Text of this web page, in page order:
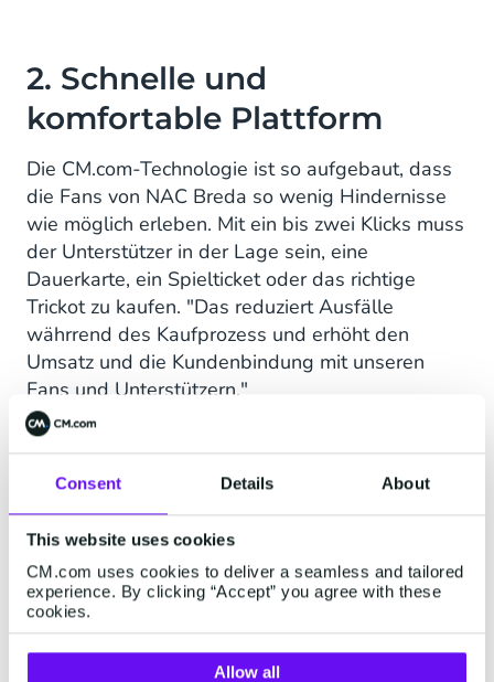
Consent Details About
This website uses cookies
CM.com uses cookies to deliver a seamless and tailored
experience. By clicking “Accept” you agree with these
cookies.
Allow all
2. Schnelle und
komfortable Plattform
Die CM.com-Technologie ist so aufgebaut, dass
die Fans von NAC Breda so wenig Hindernisse
wie möglich erleben. Mit ein bis zwei Klicks muss
der Unterstützer in der Lage sein, eine
Dauerkarte, ein Spielticket oder das richtige
Trickot zu kaufen. "Das reduziert Ausfälle
währrend des Kaufprozess und erhöht den
Umsatz und die Kundenbindung mit unseren
Fans und Unterstützern."
Ein Beispiel für Komfort ist der Guestmanager.
Mit dem CM.com Guestmanager laden die
Sponsoren von NAC Breda ihre Geschäftspartner
digital, persönlich und möglicherweise in letzter
Minute in ihre eigene Skybox ein. Der
Guestmanager kann vom Sponsor selbst
mehr, die ausgegeben und abgeholt werden,